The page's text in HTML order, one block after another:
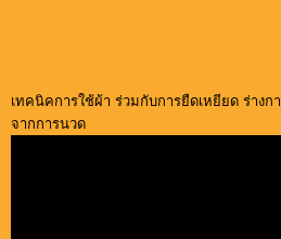
เทคนิคการใช้ผ้า ร่วมกับการยืดเหยียด ร่างก
จากการนวด